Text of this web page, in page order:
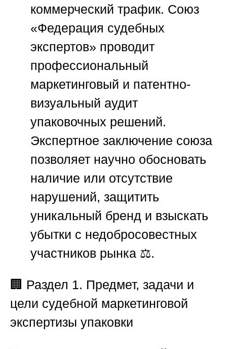
коммерческий трафик. Союз
«Федерация судебных
экспертов» проводит
профессиональный
маркетинговый и патентно-
визуальный аудит
упаковочных решений.
Экспертное заключение союза
позволяет научно обосновать
наличие или отсутствие
нарушений, защитить
уникальный бренд и взыскать
убытки с недобросовестных
участников рынка ⚖️.
🏢 Раздел 1. Предмет, задачи и
цели судебной маркетинговой
экспертизы упаковки